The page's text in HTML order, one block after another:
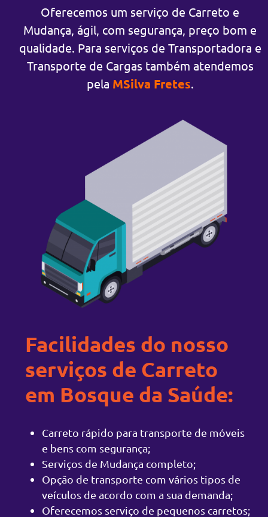
Oferecemos um serviço de Carreto e
Mudança, ágil, com segurança, preço bom e
qualidade. Para serviços de Transportadora e
Transporte de Cargas também atendemos
pela MSilva Fretes.
Facilidades do nosso
serviços de Carreto
em Bosque da Saúde:
Carreto rápido para transporte de móveis
e bens com segurança;
Serviços de Mudança completo;
Opção de transporte com vários tipos de
veículos de acordo com a sua demanda;
Oferecemos serviço de pequenos carretos;